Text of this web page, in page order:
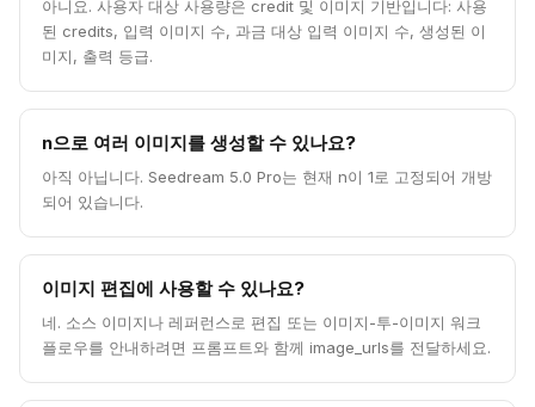
아니요. 사용자 대상 사용량은 credit 및 이미지 기반입니다: 사용
된 credits, 입력 이미지 수, 과금 대상 입력 이미지 수, 생성된 이
미지, 출력 등급.
n으로 여러 이미지를 생성할 수 있나요?
아직 아닙니다. Seedream 5.0 Pro는 현재 n이 1로 고정되어 개방
되어 있습니다.
이미지 편집에 사용할 수 있나요?
네. 소스 이미지나 레퍼런스로 편집 또는 이미지-투-이미지 워크
플로우를 안내하려면 프롬프트와 함께 image_urls를 전달하세요.